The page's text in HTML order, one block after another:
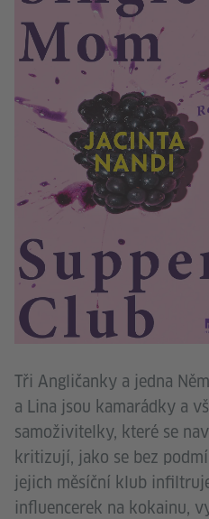
Tři Angličanky a jedna
a Lina jsou kamarádky a
samoživitelky, které se
kritizují, jako se bez
jejich měsíční klub
influencerek na kokainu,